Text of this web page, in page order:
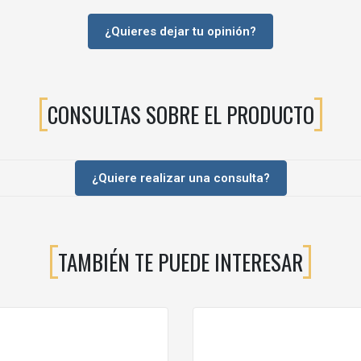
lacados o laminados, aportando un toque sofisticado al
y puertas, tanto en muebles nuevos como en proyectos de
¿Quieres dejar tu opinión?
CONSULTAS SOBRE EL PRODUCTO
¿Quiere realizar una consulta?
TAMBIÉN TE PUEDE INTERESAR